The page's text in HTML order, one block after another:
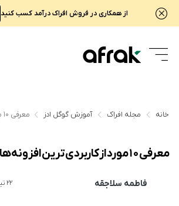
از همکاری در فروش افراک درآمد کسب کنید
خانه مجله افراک آموزش گوگل ادز معرفی ۱۰ مورد از کاربردی‌ترین افزونه‌‌ های گوگل ادز ۲۰۲۵
معرفی ۱۰ مورد از کاربردی‌ترین افزونه‌‌ های گوگل ادز ۲۰۲۵
فاطمه سلاجقه 22 تیر 1404